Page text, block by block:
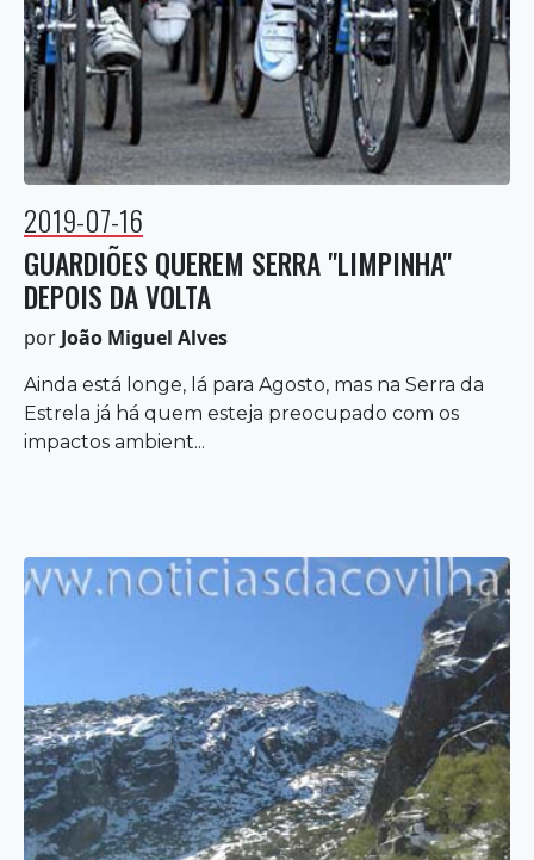
2019-07-16
GUARDIÕES QUEREM SERRA "LIMPINHA"
DEPOIS DA VOLTA
por João Miguel Alves
Ainda está longe, lá para Agosto, mas na Serra da
Estrela já há quem esteja preocupado com os
impactos ambient...